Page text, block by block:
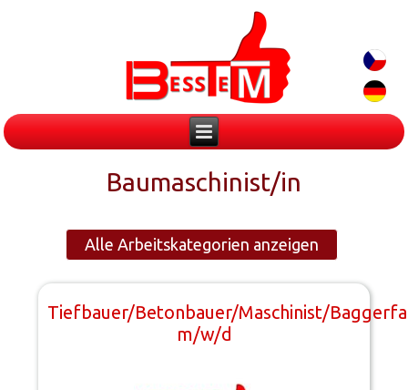
Baumaschinist/in
Alle Arbeitskategorien anzeigen
Tiefbauer/Betonbauer/Maschinist/
m/w/d